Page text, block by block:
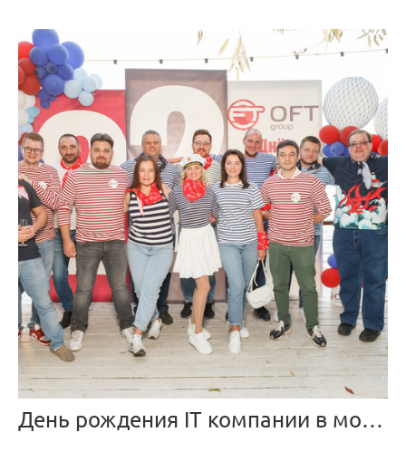
День рождения IT компании в морском стиле